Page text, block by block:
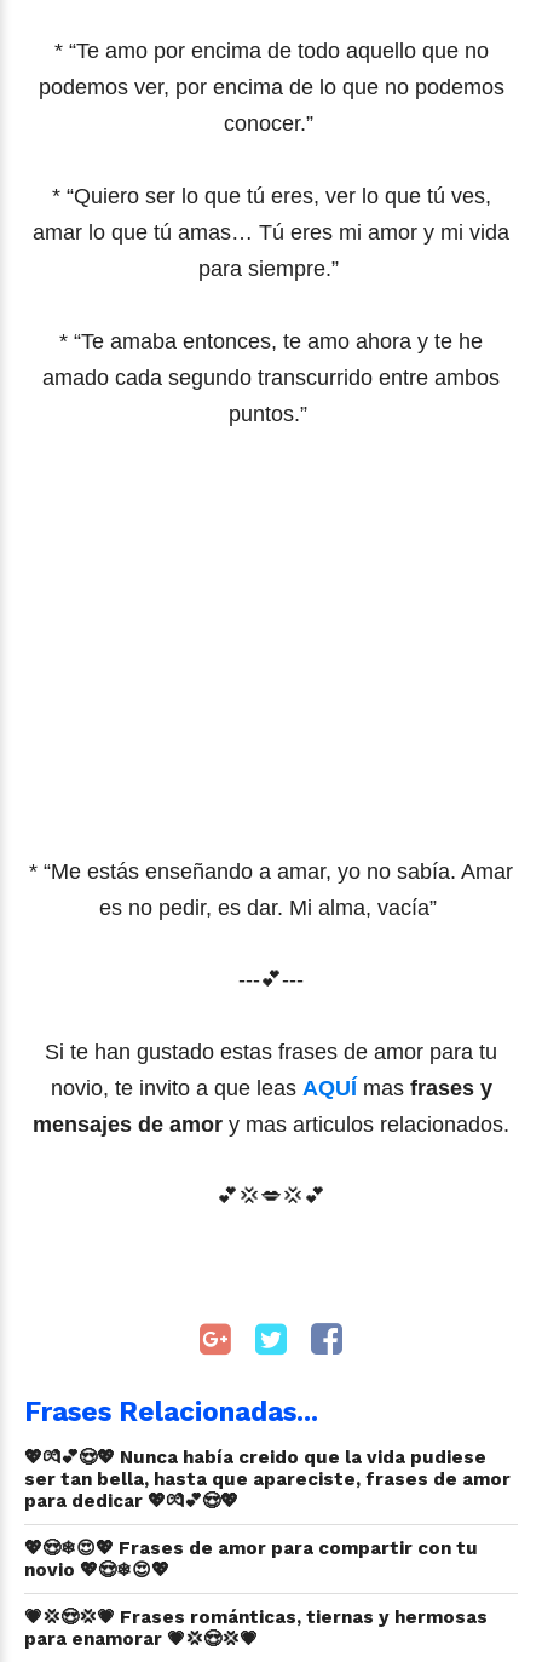
* “Te amo por encima de todo aquello que no
podemos ver, por encima de lo que no podemos
conocer.”
* “Quiero ser lo que tú eres, ver lo que tú ves,
amar lo que tú amas… Tú eres mi amor y mi vida
para siempre.”
* “Te amaba entonces, te amo ahora y te he
amado cada segundo transcurrido entre ambos
puntos.”
* “Me estás enseñando a amar, yo no sabía. Amar
es no pedir, es dar. Mi alma, vacía”
---💕---
Si te han gustado estas frases de amor para tu
novio, te invito a que leas AQUÍ mas frases y
mensajes de amor y mas articulos relacionados.
💕 💢💋💢 💕
Frases Relacionadas...
💖💏💕😍💖 Nunca había creido que la vida pudiese
ser tan bella, hasta que apareciste, frases de amor
para dedicar 💖💏💕😍💖
💖😍❄😍💖 Frases de amor para compartir con tu
novio 💖😍❄😍💖
💗💢😍💢💗 Frases románticas, tiernas y hermosas
para enamorar 💗💢😍💢💗